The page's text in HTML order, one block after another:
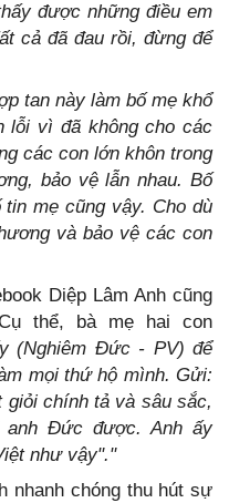
được những điều em
cả đã đau rồi, đừng để
tan này làm bố mẹ khổ
lỗi vì đã không cho các
các con lớn khôn trong
bảo vệ lẫn nhau. Bố
mẹ cũng vậy. Cho dù
và bảo vệ các con
Diệp Lâm Anh cũng
thể, bà mẹ hai con
(Nghiêm Đức - PV) để
mọi thứ hộ mình. Gửi:
chính tả và sâu sắc,
anh Đức được. Anh ấy
như vậy"."
nhanh chóng thu hút sự